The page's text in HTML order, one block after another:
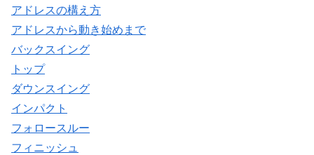
アドレスの構え方
アドレスから動き始めまで
バックスイング
トップ
ダウンスイング
インパクト
フォロースルー
フィニッシュ